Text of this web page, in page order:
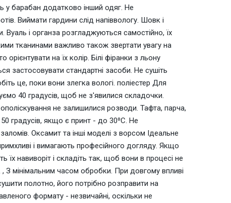
у барабан додатково інший одяг. Не
Виймати гардини слід напіввологу. Шовк і
і органза розгладжуються самостійно, їх
тканинами важливо також звертати увагу на
на їх колір. Білі фіранки з льону
застосовувати стандартні засоби. Не сушіть
це, поки вони злегка вологі. поліестер Для
40 градусів, щоб не з'явилися складочки.
ополіскування не залишилися розводи. Тафта, парча,
градусів, якщо є принт - до 30⁰С. Не
Оксамит та інші моделі з ворсом Ідеальне
і вимагають професійного догляду. Якщо
їх навиворіт і складіть так, щоб вони в процесі не
З мінімальним часом обробки. При довгому впливі
полотно, його потрібно розправити на
формату - незвичайні, оскільки не